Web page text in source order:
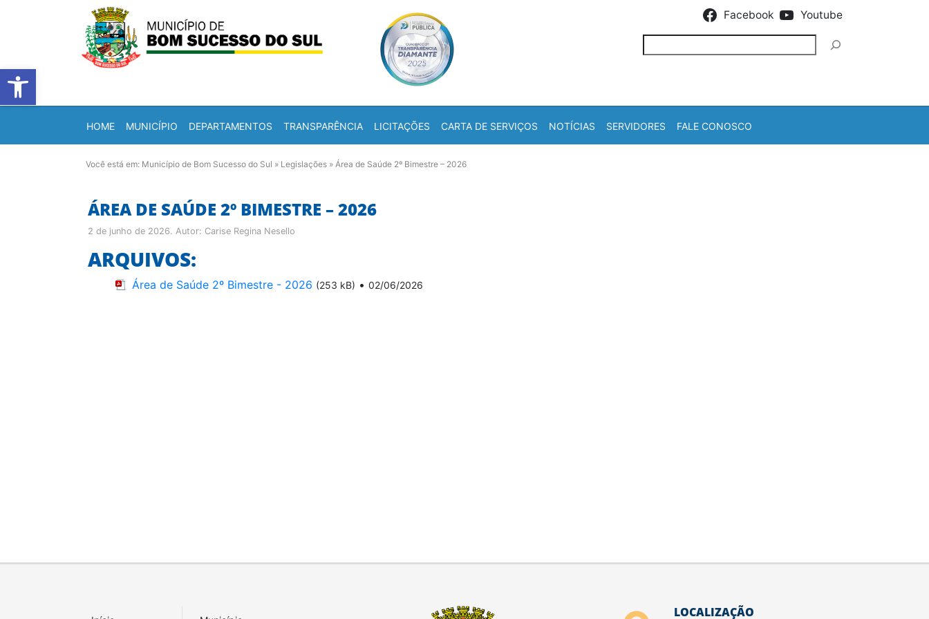
Barra de Ferramentas Aberta
Facebook Youtube
HOME MUNICÍPIO DEPARTAMENTOS TRANSPARÊNCIA LICITAÇÕES CARTA DE SERVIÇOS NOTÍCIAS SERVIDORES FALE CONOSCO
Você está em: Município de Bom Sucesso do Sul » Legislações » Área de Saúde 2º Bimestre – 2026
ÁREA DE SAÚDE 2º BIMESTRE – 2026
2 de junho de 2026. Autor: Carise Regina Nesello
ARQUIVOS:
Área de Saúde 2º Bimestre - 2026 (253 kB) • 02/06/2026
LOCALIZAÇÃO